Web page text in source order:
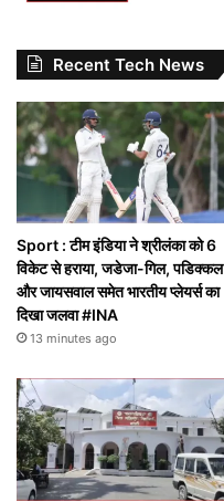
Recent Tech News
Sport : टीम इंडिया ने श्रीलंका को 6
विकेट से हराया, जडेजा-गिल, पडिक्कल
और जायसवाल समेत भारतीय प्लेयर्स का
दिखा जलवा #INA
13 minutes ago